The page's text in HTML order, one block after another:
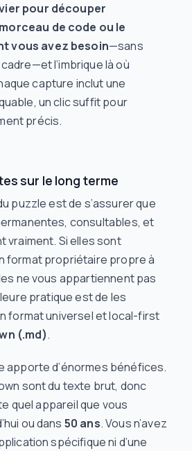
pour découper
de code ou le
vous avez besoin—sans
l’imbrique là où
capture inclut une
un clic suffit pour
précis.
sur le long terme
puzzle est de s’assurer que
consultables, et
vraiment. Si elles sont
format propriétaire propre à
ne vous appartiennent pas
pratique est de les
format universel et local-first
(.md).
apporte d’énormes bénéfices.
sont du texte brut, donc
quel appareil que vous
ou dans 50 ans. Vous n’avez
spécifique ni d’une